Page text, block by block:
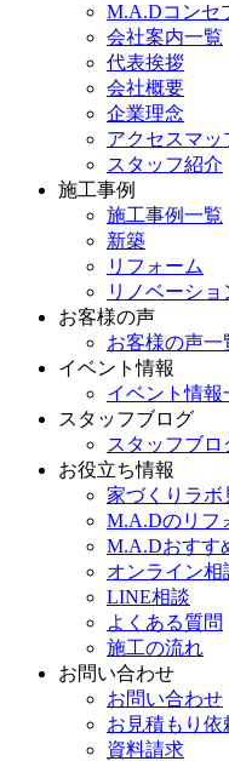
M.A.Dコンセ
会社案内一覧
代表挨拶
会社概要
企業理念
アクセスマッ
スタッフ紹介
施工事例
施工事例一覧
新築
リフォーム
リノベーショ
お客様の声
お客様の声一
イベント情報
イベント情報
スタッフブログ
スタッフブロ
お役立ち情報
家づくりラボ
M.A.Dのリフ
M.A.Dおすす
オンライン相
LINE相談
よくある質問
施工の流れ
お問い合わせ
お問い合わせ
お見積もり依
資料請求